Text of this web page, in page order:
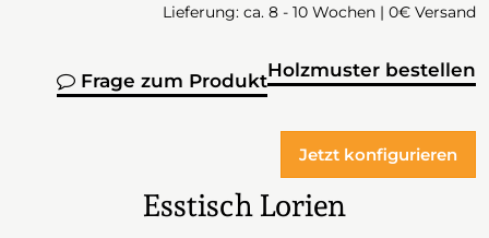
Lieferung: ca. 8 - 10 Wochen | 0€ Versand
Holzmuster bestellen
Frage zum Produkt
Jetzt konfigurieren
Esstisch Lorien